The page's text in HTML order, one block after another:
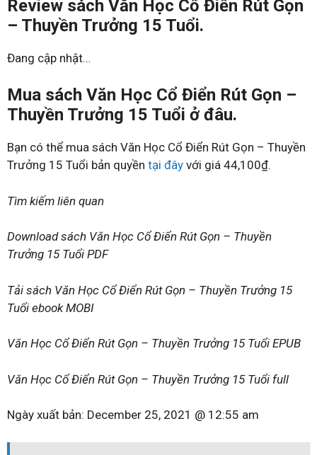
Review sách Văn Học Cổ Điển Rút Gọn
– Thuyền Trưởng 15 Tuổi.
Đang cập nhật…
Mua sách Văn Học Cổ Điển Rút Gọn –
Thuyền Trưởng 15 Tuổi ở đâu.
Bạn có thể mua sách Văn Học Cổ Điển Rút Gọn – Thuyền
Trưởng 15 Tuổi bản quyền tại đây với giá 44,100₫.
Tìm kiếm liên quan
Download sách Văn Học Cổ Điển Rút Gọn – Thuyền
Trưởng 15 Tuổi PDF
Tải sách Văn Học Cổ Điển Rút Gọn – Thuyền Trưởng 15
Tuổi ebook MOBI
Văn Học Cổ Điển Rút Gọn – Thuyền Trưởng 15 Tuổi EPUB
Văn Học Cổ Điển Rút Gọn – Thuyền Trưởng 15 Tuổi full
Ngày xuất bản: December 25, 2021 @ 12:55 am